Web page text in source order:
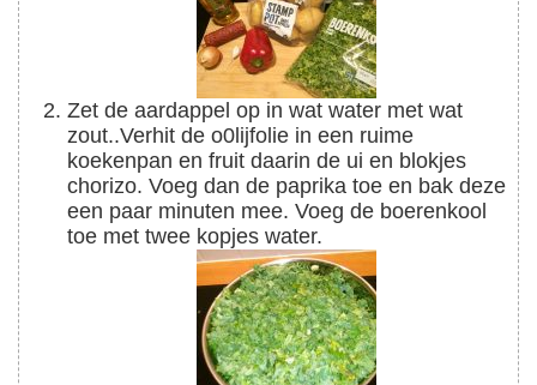
Zet de aardappel op in wat water met wat
zout..Verhit de o0lijfolie in een ruime
koekenpan en fruit daarin de ui en blokjes
chorizo. Voeg dan de paprika toe en bak deze
een paar minuten mee. Voeg de boerenkool
toe met twee kopjes water.